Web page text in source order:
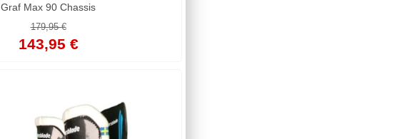
Graf Max 90 Chassis
179,95 €
143,95 €